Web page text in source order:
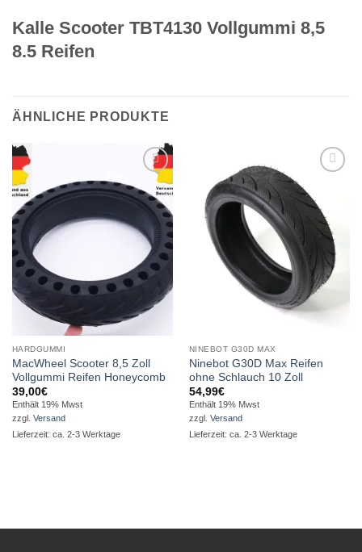
Kalle Scooter TBT4130 Vollgummi 8,5
8.5 Reifen
ÄHNLICHE PRODUKTE
Auf die
Wunschliste
HARDGUMMI
MacWheel Scooter 8,5 Zoll
Vollgummi Reifen Honeycomb
39,00€
Enthält 19% Mwst
zzgl. Versand
Lieferzeit: ca. 2-3 Werktage
Auf die
Wunschliste
NINEBOT G30D MAX
Ninebot G30D Max Reifen
ohne Schlauch 10 Zoll
54,99€
Enthält 19% Mwst
zzgl. Versand
Lieferzeit: ca. 2-3 Werktage